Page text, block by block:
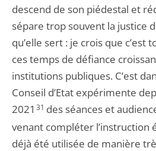
descend de son piédestal et
sépare trop souvent la justice
qu’elle sert : je crois que c’est
ces temps de défiance
institutions publiques. C’est
Conseil d’Etat expérimente
2021 31 des séances et
venant compléter l’instruction
déjà été utilisée de manière